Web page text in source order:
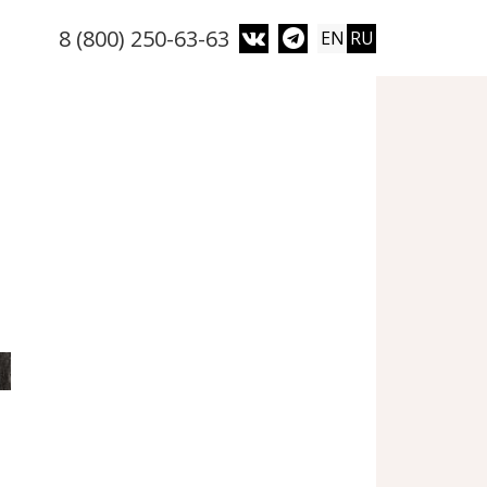
8 (800) 250-63-63 EN RU